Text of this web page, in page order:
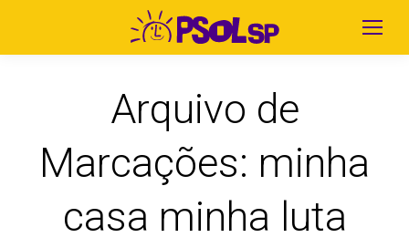
Arquivo de
Marcações: minha
casa minha luta